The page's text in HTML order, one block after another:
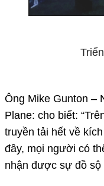
Ông Mike Gunton –
Plane: cho biết:
truyền tải hết về
đây, mọi người có
nhận được sự đồ sộ